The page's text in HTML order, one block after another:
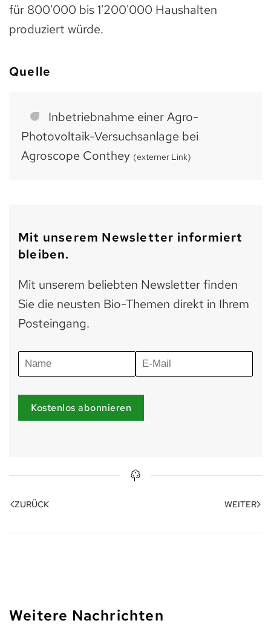
für 800'000 bis 1'200'000 Haushalten
produziert würde.
Quelle
Inbetriebnahme einer Agro-
Photovoltaik-Versuchsanlage bei
Agroscope Conthey (externer Link)
Mit unserem Newsletter informiert
bleiben.
Mit unserem beliebten Newsletter finden
Sie die neusten Bio-Themen direkt in Ihrem
Posteingang.
Kostenlos abonnieren
ZURÜCK WEITER
Weitere Nachrichten